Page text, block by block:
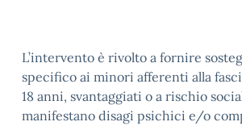
L’intervento è rivolto a fornire
specifico ai minori afferenti alla
18 anni, svantaggiati o a rischio
manifestano disagi psichici e/o